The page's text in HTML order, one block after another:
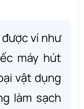
được ví như
máy hút
vật dụng
làm sạch